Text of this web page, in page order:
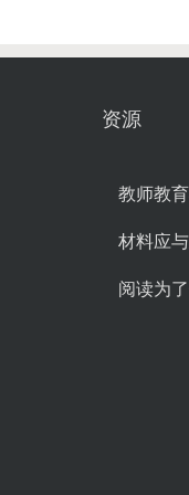
资源
教师教
材料应
阅读为